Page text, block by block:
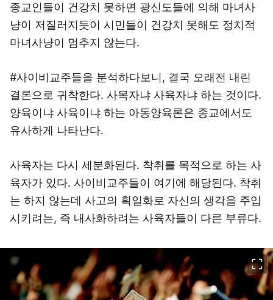
종교인들이 건강치 못하면 광신도들에 의해 마녀사
냥이 저질러지듯이 시민들이 건강치 못해도 정치적
마녀사냥이 멈추지 않는다.
#사이비교주들을 분석하다보니, 결국 오래전 내린
결론으로 귀착한다. 사목자냐 사육자냐 하는 것이다.
양육이냐 사육이냐 하는 아동양육론은 종교에서도
유사하게 나타난다.
사육자는 다시 세분화된다. 착취를 목적으로 하는 사
육자가 있다. 사이비교주들이 여기에 해당된다. 착취
는 하지 않는데 사고의 획일화로 자신의 생각을 주입
시키려는, 즉 내사화하려는 사육자들이 다른 부류다.